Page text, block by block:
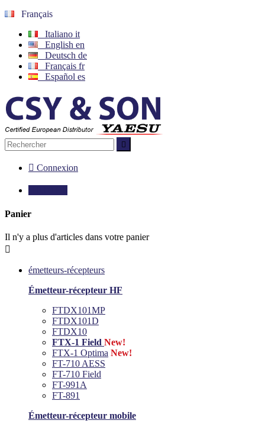
Français
Italiano it
English en
Deutsch de
Français fr
Español es

 Connexion
Panier
Il n'y a plus d'articles dans votre panier

émetteurs-récepteurs
Émetteur-récepteur HF
FTDX101MP
FTDX101D
FTDX10
FTX-1 Field New!
FTX-1 Optima New!
FT-710 AESS
FT-710 Field
FT-991A
FT-891
Émetteur-récepteur mobile